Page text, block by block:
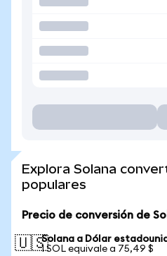
Explora Solana
populares
Precio de conversión de
🇺🇸Solana a Dólar
1 SOL equivale a 75,49 $